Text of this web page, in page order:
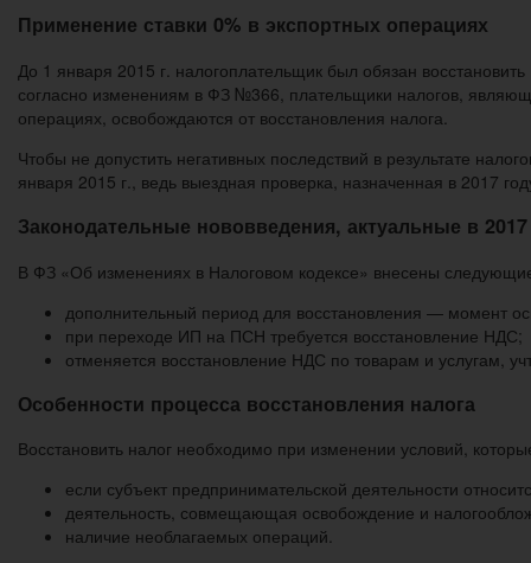
Применение ставки 0% в экспортных операциях
До 1 января 2015 г. налогоплательщик был обязан
согласно изменениям в ФЗ №366, плательщики налогов,
операциях, освобождаются от восстановления налога.
Чтобы не допустить негативных последствий в результате
января 2015 г., ведь выездная проверка, назначенная в 2017
Законодательные нововведения, актуальные в 2017
В ФЗ «Об изменениях в Налоговом кодексе» внесены
дополнительный период для восстановления — момент
при переходе ИП на ПСН требуется восстановление НДС;
отменяется восстановление НДС по товарам и услугам,
Особенности процесса восстановления налога
Восстановить налог необходимо при изменении условий,
если субъект предпринимательской деятельности
деятельность, совмещающая освобождение и
наличие необлагаемых операций.